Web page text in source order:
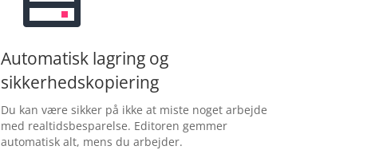
Automatisk lagring og
sikkerhedskopiering
Du kan være sikker på ikke at miste noget arbejde
med realtidsbesparelse. Editoren gemmer
automatisk alt, mens du arbejder.